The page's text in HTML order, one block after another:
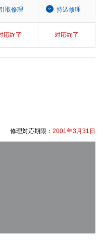
引取修理 持込修理
応終了 対応終了
修理対応期限： 2001年3月31日